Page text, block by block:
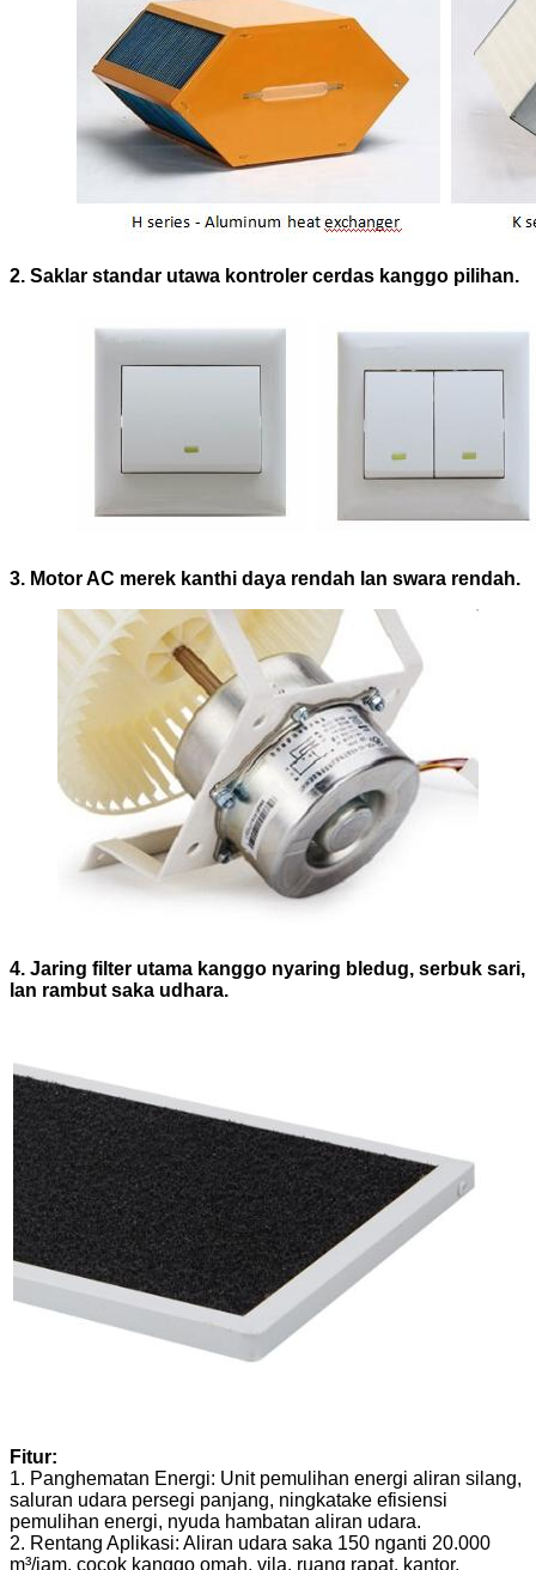
2. Saklar standar utawa kontroler cerdas kanggo pilihan.
3. Motor AC merek kanthi daya rendah lan swara rendah.
4. Jaring filter utama kanggo nyaring bledug, serbuk sari,
lan rambut saka udhara.
Fitur:
1. Panghematan Energi: Unit pemulihan energi aliran silang,
saluran udara persegi panjang, ningkatake efisiensi
pemulihan energi, nyuda hambatan aliran udara.
2. Rentang Aplikasi: Aliran udara saka 150 nganti 20.000
m³/jam, cocok kanggo omah, vila, ruang rapat, kantor,